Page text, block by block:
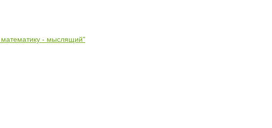
- мыслящий"